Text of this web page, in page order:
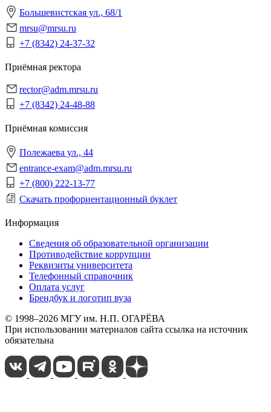
Большевистская ул., 68/1
mrsu@mrsu.ru
+7 (8342) 24-37-32
Приёмная ректора
rector@adm.mrsu.ru
+7 (8342) 24-48-88
Приёмная комиссия
Полежаева ул., 44
entrance-exam@adm.mrsu.ru
+7 (800) 222-13-77
Скачать профориентационный буклет
Информация
Сведения об образовательной организации
Противодействие коррупции
Реквизиты университета
Телефонный справочник
Оплата услуг
Брендбук и логотип вуза
© 1998–2026 МГУ им. Н.П. ОГАРЁВА
При использовании материалов сайта ссылка на источник
обязательна